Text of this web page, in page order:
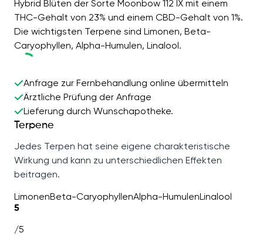
Hybrid Blüten der Sorte Moonbow 112 IX mit einem
THC-Gehalt von 23% und einem CBD-Gehalt von 1%.
Die wichtigsten Terpene sind Limonen, Beta-
Caryophyllen, Alpha-Humulen, Linalool.
Anfrage zur Fernbehandlung online übermitteln
Ärztliche Prüfung der Anfrage
Lieferung durch Wunschapotheke.
Terpene
Jedes Terpen hat seine eigene charakteristische
Wirkung und kann zu unterschiedlichen Effekten
beitragen.
LimonenBeta-CaryophyllenAlpha-HumulenLinalool
5
/5